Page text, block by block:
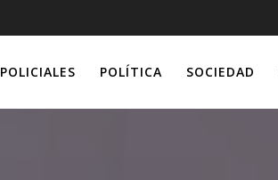
POLICIALES POLÍTICA SOCIEDAD